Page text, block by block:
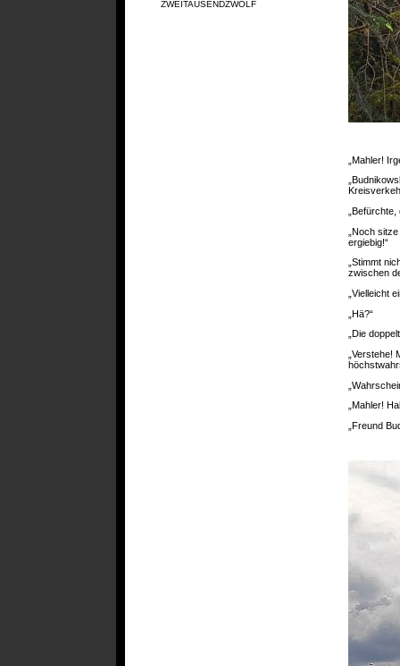
ZWEITAUSENDZWÖLF
„Mahler!
„Noch
ergiebig!“
„Stimmt
zwischen
„Vielleicht
„Hä?“
„Die
„Mahler!
„Freund